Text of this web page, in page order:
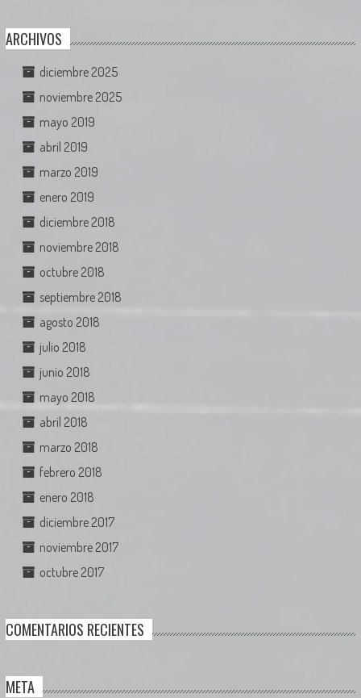
ARCHIVOS
diciembre 2025
noviembre 2025
mayo 2019
abril 2019
marzo 2019
enero 2019
diciembre 2018
noviembre 2018
octubre 2018
septiembre 2018
agosto 2018
julio 2018
junio 2018
mayo 2018
abril 2018
marzo 2018
febrero 2018
enero 2018
diciembre 2017
noviembre 2017
octubre 2017
COMENTARIOS RECIENTES
META